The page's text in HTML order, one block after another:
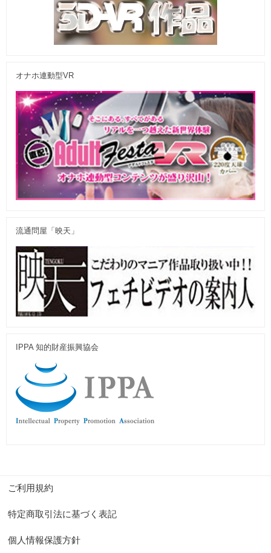
オナホ連動型VR
流通問屋「映天」
IPPA 知的財産振興協会
ご利用規約
特定商取引法に基づく表記
個人情報保護方針